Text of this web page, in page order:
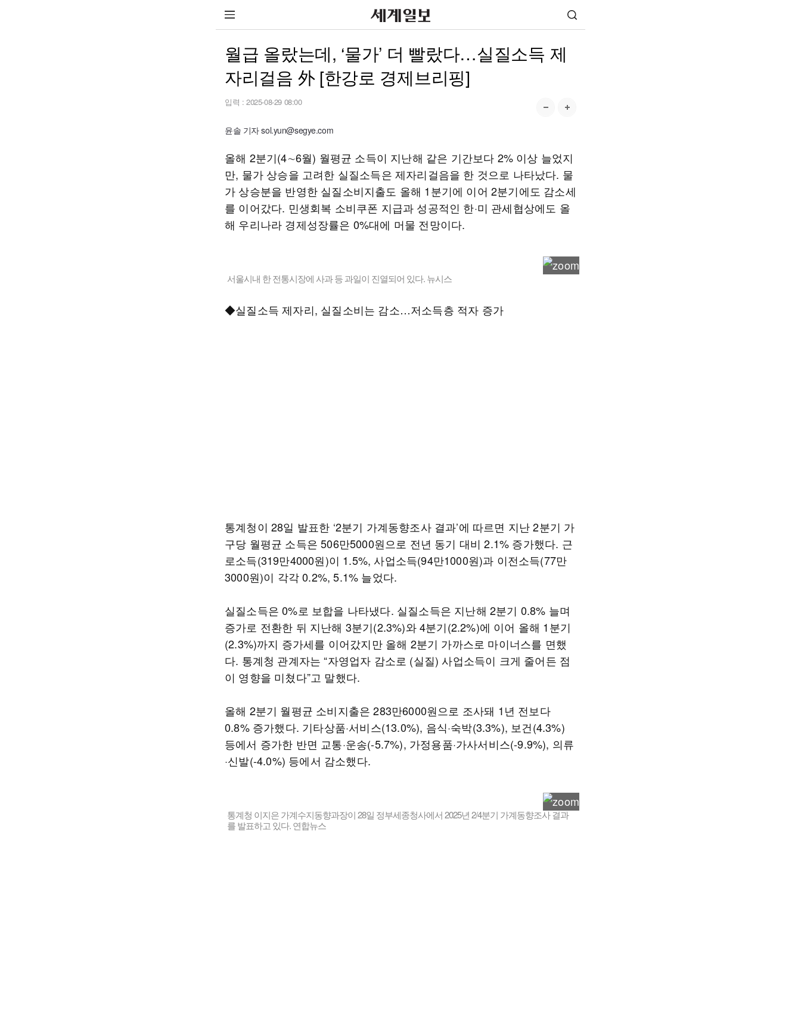
월급 올랐는데, ‘물가’ 더 빨랐다…실질소득 제
자리걸음 外 [한강로 경제브리핑]
입력 : 2025-08-29 08:00
윤솔 기자 sol.yun@segye.com
올해 2분기(4∼6월) 월평균 소득이 지난해 같은 기간보다 2% 이상 늘었지
만, 물가 상승을 고려한 실질소득은 제자리걸음을 한 것으로 나타났다. 물
가 상승분을 반영한 실질소비지출도 올해 1분기에 이어 2분기에도 감소세
를 이어갔다. 민생회복 소비쿠폰 지급과 성공적인 한·미 관세협상에도 올
해 우리나라 경제성장률은 0%대에 머물 전망이다.
서울시내 한 전통시장에 사과 등 과일이 진열되어 있다. 뉴시스
◆실질소득 제자리, 실질소비는 감소…저소득층 적자 증가
통계청이 28일 발표한 ‘2분기 가계동향조사 결과’에 따르면 지난 2분기 가
구당 월평균 소득은 506만5000원으로 전년 동기 대비 2.1% 증가했다. 근
로소득(319만4000원)이 1.5%, 사업소득(94만1000원)과 이전소득(77만
3000원)이 각각 0.2%, 5.1% 늘었다.
실질소득은 0%로 보합을 나타냈다. 실질소득은 지난해 2분기 0.8% 늘며
증가로 전환한 뒤 지난해 3분기(2.3%)와 4분기(2.2%)에 이어 올해 1분기
(2.3%)까지 증가세를 이어갔지만 올해 2분기 가까스로 마이너스를 면했
다. 통계청 관계자는 “자영업자 감소로 (실질) 사업소득이 크게 줄어든 점
이 영향을 미쳤다”고 말했다.
올해 2분기 월평균 소비지출은 283만6000원으로 조사돼 1년 전보다
0.8% 증가했다. 기타상품·서비스(13.0%), 음식·숙박(3.3%), 보건(4.3%)
등에서 증가한 반면 교통·운송(-5.7%), 가정용품·가사서비스(-9.9%), 의류
·신발(-4.0%) 등에서 감소했다.
통계청 이지은 가계수지동향과장이 28일 정부세종청사에서 2025년 2/4분기 가계동향조사 결과
를 발표하고 있다. 연합뉴스